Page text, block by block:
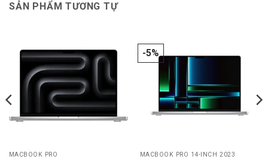
SẢN PHẨM TƯƠNG TỰ
MACBOOK PRO
-5%
MACBOOK PRO 14-INCH 2023